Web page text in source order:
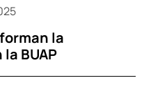
la
BUAP